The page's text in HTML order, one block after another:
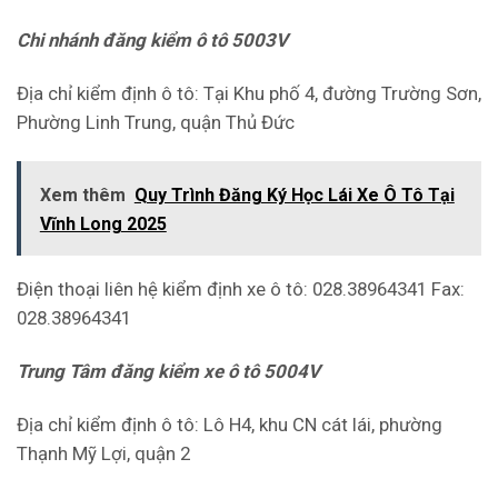
Chi nhánh đăng kiểm ô tô 5003V
Địa chỉ kiểm định ô tô: Tại Khu phố 4, đường Trường Sơn,
Phường Linh Trung, quận Thủ Đức
Xem thêm Quy Trình Đăng Ký Học Lái Xe Ô Tô Tại
Vĩnh Long 2025
Điện thoại liên hệ kiểm định xe ô tô: 028.38964341 Fax:
028.38964341
Trung Tâm đăng kiểm xe ô tô 5004V
Địa chỉ kiểm định ô tô: Lô H4, khu CN cát lái, phường
Thạnh Mỹ Lợi, quận 2